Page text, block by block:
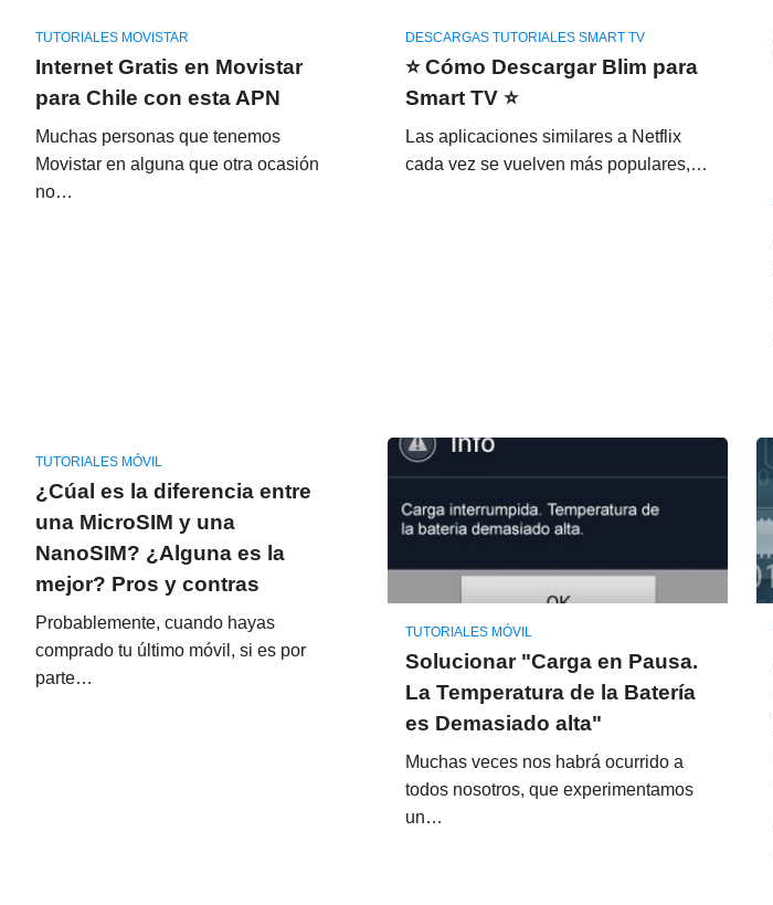
TUTORIALES MOVISTAR
Internet Gratis en Movistar
para Chile con esta APN
Muchas personas que tenemos
Movistar en alguna que otra ocasión
no…
DESCARGAS TUTORIALES SMART TV
⭐ Cómo Descargar Blim para
Smart TV ⭐
Las aplicaciones similares a Netflix
cada vez se vuelven más populares,…
TUTORIALES MÓVIL
¿Cúal es la diferencia entre
una MicroSIM y una
NanoSIM? ¿Alguna es la
mejor? Pros y contras
Probablemente, cuando hayas
comprado tu último móvil, si es por
parte…
TUTORIALES MÓVIL
Solucionar "Carga en Pausa.
La Temperatura de la Batería
es Demasiado alta"
Muchas veces nos habrá ocurrido a
todos nosotros, que experimentamos
un…